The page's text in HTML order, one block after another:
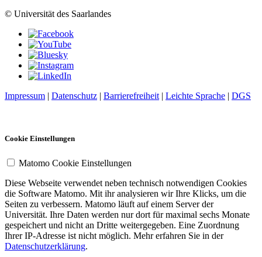
© Universität des Saarlandes
Impressum | Datenschutz | Barrierefreiheit | Leichte Sprache | DGS
Cookie Einstellungen
Matomo Cookie Einstellungen
Diese Webseite verwendet neben technisch notwendigen Cookies
die Software Matomo. Mit ihr analysieren wir Ihre Klicks, um die
Seiten zu verbessern. Matomo läuft auf einem Server der
Universität. Ihre Daten werden nur dort für maximal sechs Monate
gespeichert und nicht an Dritte weitergegeben. Eine Zuordnung
Ihrer IP-Adresse ist nicht möglich. Mehr erfahren Sie in der
Datenschutzerklärung.